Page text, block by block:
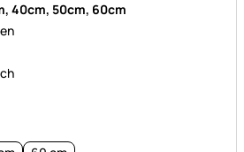
40cm, 50cm, 60cm